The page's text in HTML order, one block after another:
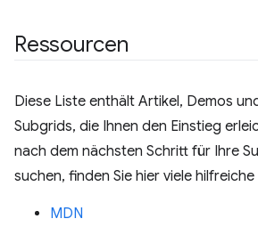
Ressourcen
Diese Liste enthält Artikel, Demos
Subgrids, die Ihnen den Einstieg
nach dem nächsten Schritt für Ihre
suchen, finden Sie hier viele
MDN